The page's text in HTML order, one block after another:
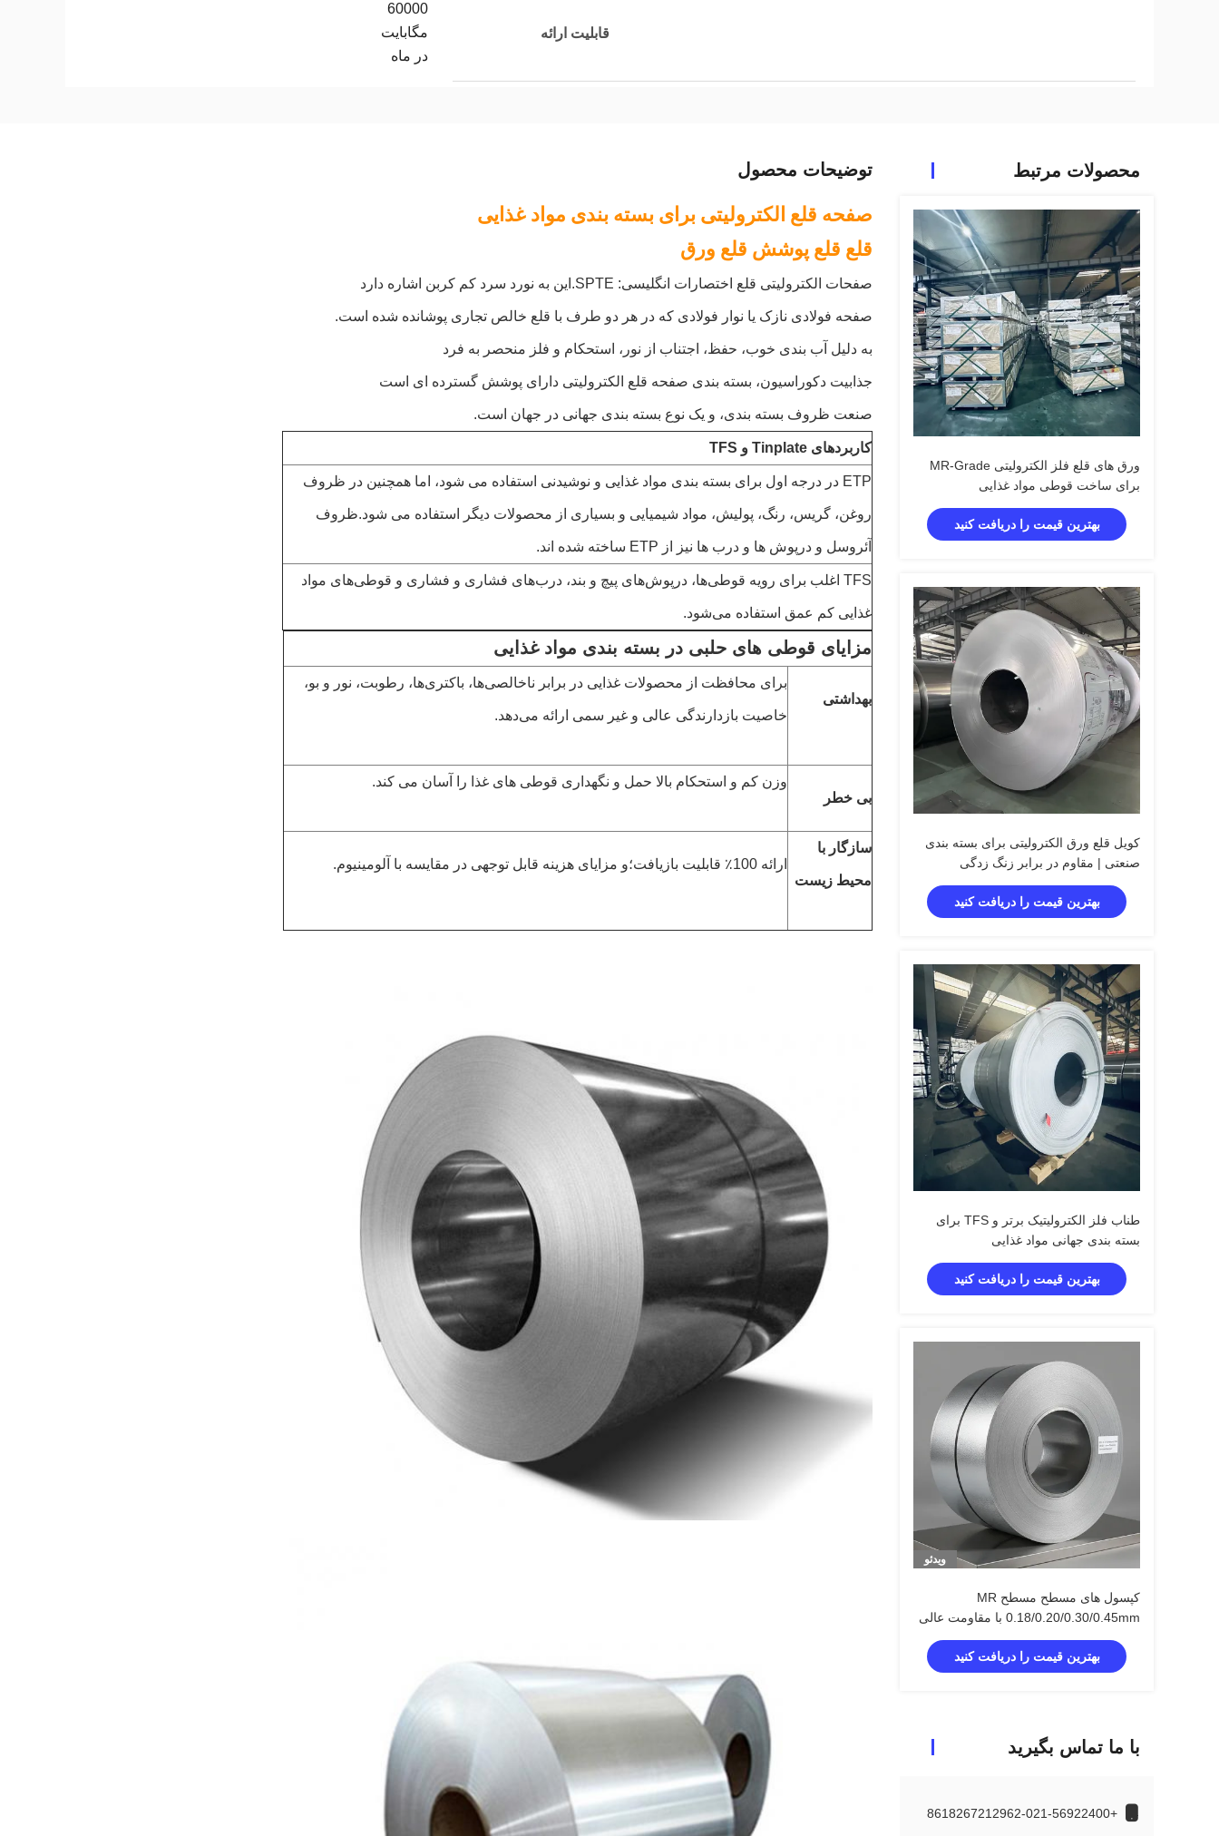
قابلیت ارائه
60000
مگابایت
در ماه
محصولات مرتبط
ورق های قلع فلز الکترولیتی MR-Grade
برای ساخت قوطی مواد غذایی
بهترین قیمت را دریافت کنید
کویل قلع ورق الکترولیتی برای بسته بندی
صنعتی | مقاوم در برابر زنگ زدگی
بهترین قیمت را دریافت کنید
طناب فلز الکترولیتیک برتر و TFS برای
بسته بندی جهانی مواد غذایی
بهترین قیمت را دریافت کنید
ویدئو
کپسول های مسطح مسطح MR
0.18/0.20/0.30/0.45mm با مقاومت عالی
در برابر زنگ
بهترین قیمت را دریافت کنید
با ما تماس بگیرید
+8618267212962-021-56922400
توضیحات محصول
صفحه قلع الکترولیتی برای بسته بندی مواد غذایی
قلع قلع پوشش قلع ورق
صفحات الکترولیتی قلع اختصارات انگلیسی: SPTE.این به نورد سرد کم کربن اشاره دارد
صفحه فولادی نازک یا نوار فولادی که در هر دو طرف با قلع خالص تجاری پوشانده شده است.
به دلیل آب بندی خوب، حفظ، اجتناب از نور، استحکام و فلز منحصر به فرد
جذابیت دکوراسیون، بسته بندی صفحه قلع الکترولیتی دارای پوشش گسترده ای است
صنعت ظروف بسته بندی، و یک نوع بسته بندی جهانی در جهان است.
کاربردهای Tinplate و TFS
ETP در درجه اول برای بسته بندی مواد غذایی و نوشیدنی استفاده می شود، اما همچنین در ظروف
روغن، گریس، رنگ، پولیش، مواد شیمیایی و بسیاری از محصولات دیگر استفاده می شود.ظروف
آئروسل و درپوش ها و درب ها نیز از ETP ساخته شده اند.
TFS اغلب برای رویه قوطی‌ها، درپوش‌های پیچ و بند، درب‌های فشاری و فشاری و قوطی‌های مواد
غذایی کم عمق استفاده می‌شود.
مزایای قوطی های حلبی در بسته بندی مواد غذایی
بهداشتی
برای محافظت از محصولات غذایی در برابر ناخالصی‌ها، باکتری‌ها، رطوبت، نور و بو،
خاصیت بازدارندگی عالی و غیر سمی ارائه می‌دهد.
بی خطر
وزن کم و استحکام بالا حمل و نگهداری قوطی های غذا را آسان می کند.
سازگار با
محیط زیست
ارائه 100٪ قابلیت بازیافت؛و مزایای هزینه قابل توجهی در مقایسه با آلومینیوم.